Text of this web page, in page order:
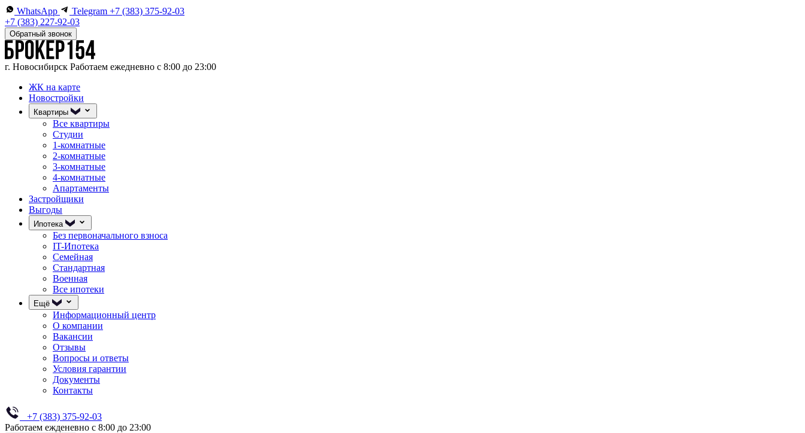
WhatsApp Telegram +7 (383) 375-92-03
+7 (383) 227-92-03
Обратный звонок
г. Новосибирск Работаем ежедневно с 8:00 до 23:00
ЖК на карте
Новостройки
Квартиры
Все квартиры
Студии
1-комнатные
2-комнатные
3-комнатные
4-комнатные
Апартаменты
Застройщики
Выгоды
Ипотека
Без первоначального взноса
IT-Ипотека
Семейная
Стандартная
Военная
Все ипотеки
Ещё
Информационный центр
О компании
Вакансии
Отзывы
Вопросы и ответы
Условия гарантии
Документы
Контакты
+7 (383) 375-92-03
Работаем ежденевно с 8:00 до 23:00